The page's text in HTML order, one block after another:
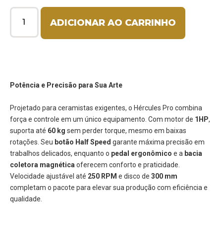
ADICIONAR AO CARRINHO
Potência e Precisão para Sua Arte
Projetado para ceramistas exigentes, o Hércules Pro combina
força e controle em um único equipamento. Com motor de 1HP,
suporta até 60 kg sem perder torque, mesmo em baixas
rotações. Seu botão Half Speed garante máxima precisão em
trabalhos delicados, enquanto o pedal ergonômico e a bacia
coletora magnética oferecem conforto e praticidade.
Velocidade ajustável até 250 RPM e disco de 300 mm
completam o pacote para elevar sua produção com eficiência e
qualidade.